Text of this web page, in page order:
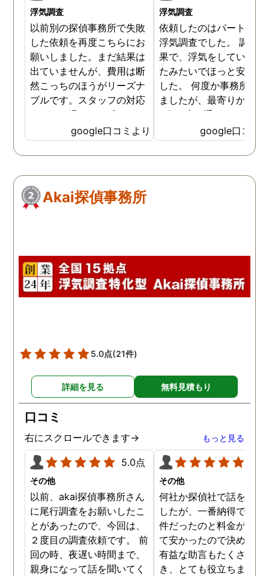
浮気調査
以前別の探偵事務所で失敗
した依頼を再度こちらにお
願いしました。まだ結果は
出ていませんが、費用は断
然こっちのほうがリーズナ
ブルです。スタッフの対応
なんかも温かみを感じま
す。はじめからこちらにす
ればよかったです😢 …
google口コミより
浮気調査
依頼したのはパートナー
浮気調査でした。 調査
果で、浮気をしていなか
たみたいでほっと安心し
した。 何度か事務所に
ましたが、最寄りから徒
3分程度で通いやすかっ
google口コミ
Akai探偵事務所
5.0点(21件)
詳細を見る 無料見積もり
口コミ
右にスクロールできます→ もっと見る
5.0点
その他
以前、akai探偵事務所さん
に尾行調査をお願いしたこ
とがあったので、今回は、
２度目の調査依頼です。 前
回の時、夜遅い時間まで、
親身になって話を聞いてく
その他
何社か探偵社で話を聞き
したが、一番納得できる
件だったのと料金が比較
て安かったので決めまし
有益な助言もたくさん頂
き、とても役立ちました